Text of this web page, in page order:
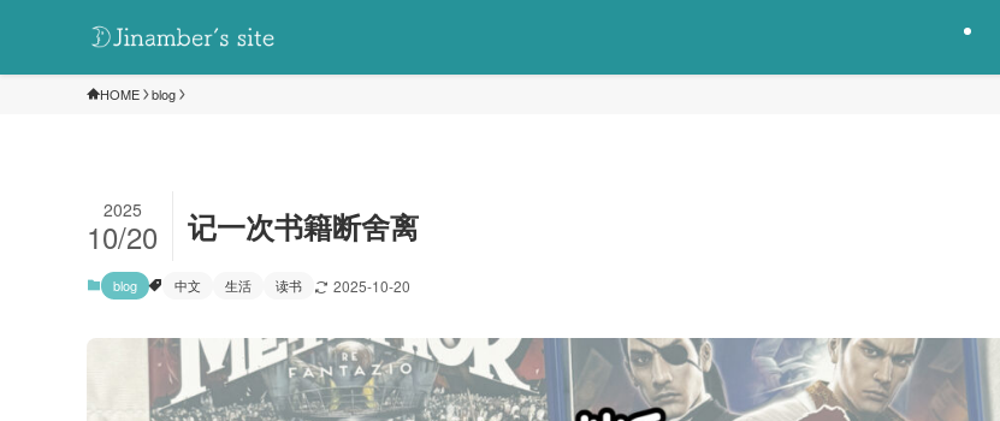
HOME blog
记一次书籍断舍离
2025
10/20
blog 中文 生活 读书 2025-10-20